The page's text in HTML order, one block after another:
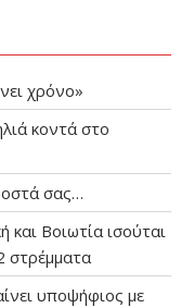
χρόνο»
κοντά στο
σας…
και Βοιωτία ισούται
στρέμματα
υποψήφιος με